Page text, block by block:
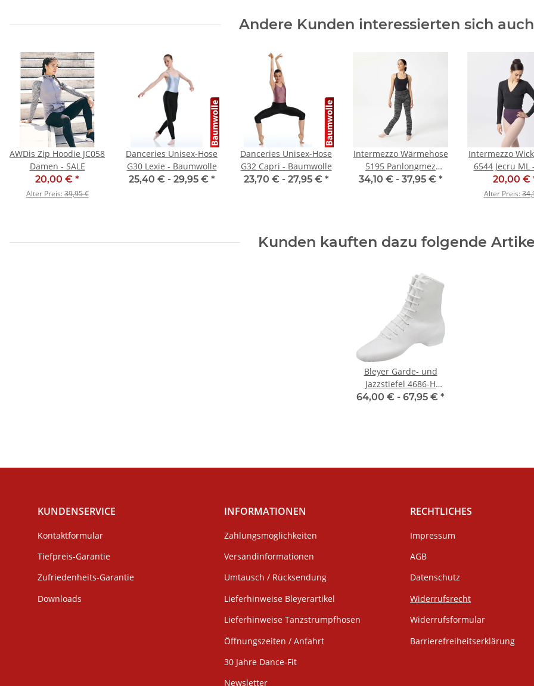
Andere Kunden interessierten sich
AWDis Zip Hoodie JC058
Damen - SALE
20,00 € *
Alter Preis:39,95 €
Danceries Unisex-Hose
G30 Lexie - Baumwolle
25,40 € - 29,95 € *
Danceries Unisex-Hose
G32 Capri - Baumwolle
23,70 € - 27,95 € *
Intermezzo Wärmehose
5195 Panlongmez
schwarz
34,10 € - 37,95 € *
Intermezzo
6544 Jecru ML
20,00 €
Alter Preis:
Kunden kauften dazu folgende
Bleyer Garde- und
Jazzstiefel 4686-H
Ellington (normalhoher
64,00 € - 67,95 € *
KUNDENSERVICE
Kontaktformular
Tiefpreis-Garantie
Zufriedenheits-Garantie
Downloads
INFORMATIONEN
Zahlungsmöglichkeiten
Versandinformationen
Umtausch / Rücksendung
Lieferhinweise Bleyerartikel
Lieferhinweise Tanzstrumpfhosen
Öffnungszeiten / Anfahrt
30 Jahre Dance-Fit
Newsletter
RECHTLICHES
Impressum
AGB
Datenschutz
Widerrufsrecht
Widerrufsformular
Barrierefreiheitserklärung